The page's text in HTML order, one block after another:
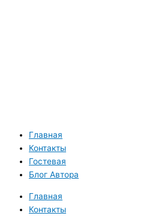
Главная
Контакты
Гостевая
Блог Автора
Главная
Контакты